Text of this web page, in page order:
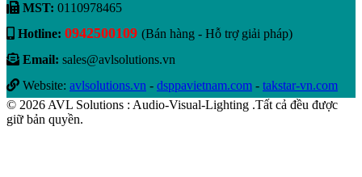
MST: 0110978465
Hotline: 0942500109 (Bán hàng - Hỗ trợ giải pháp)
Email: sales@avlsolutions.vn
Website: avlsolutions.vn - dsppavietnam.com - takstar-vn.com
© 2026 AVL Solutions : Audio-Visual-Lighting .Tất cả đều được
giữ bản quyền.